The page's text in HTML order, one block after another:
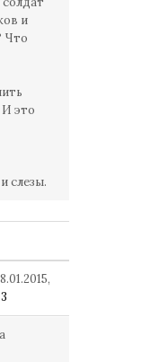
и
Что
И это
слезы.
3